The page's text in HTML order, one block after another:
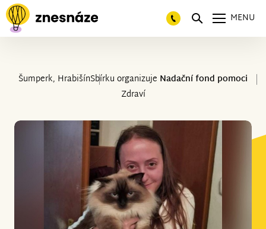
MENU
Šumperk, HrabišínSbírku organizuje Nadační fond pomoci
Zdraví